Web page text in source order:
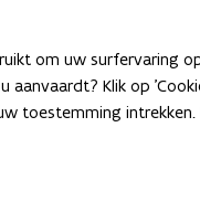
Meer
Over Team
om uw surfervaring
Klik op
toestemming